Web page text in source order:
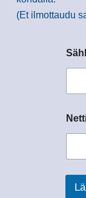
(Et ilmottaudu